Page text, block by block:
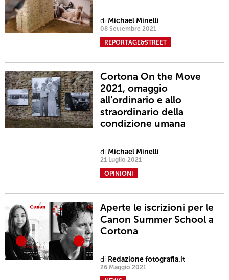
di Michael Minelli
08 Settembre 2021
REPORTAGE&STREET
Cortona On the Move
2021, omaggio
all’ordinario e allo
straordinario della
condizione umana
di Michael Minelli
21 Luglio 2021
OPINIONI
Aperte le iscrizioni per le
Canon Summer School a
Cortona
di Redazione fotografia.it
26 Maggio 2021